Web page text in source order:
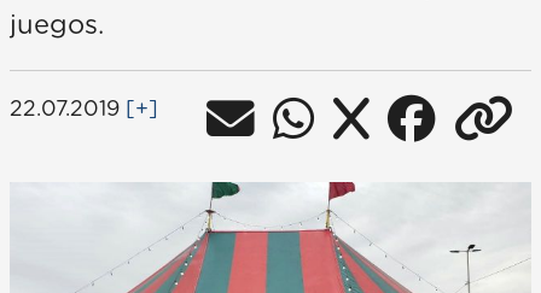
juegos.
22.07.2019 [+]